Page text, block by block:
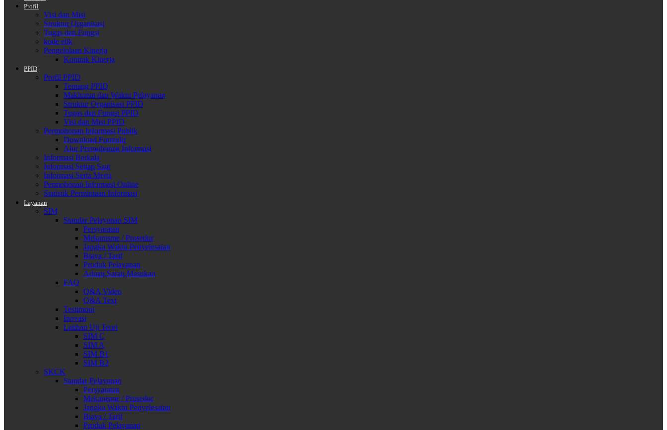
Profil
Visi dan Misi
Struktur Organisasi
Tugas dan Fungsi
kode etik
Pengelolaan Kinerja
Kontrak Kinerja
PPID
Profil PPID
Tentang PPID
Maklumat dan Waktu Pelayanan
Struktur Organisasi PPID
Tugas dan Fungsi PPID
Visi dan Misi PPID
Permohonan Informasi Publik
Download Formulir
Alur Permohonan Informasi
Informasi Berkala
Informasi Setiap Saat
Informasi Serta Merta
Permohonan Informasi Online
Statistik Permintaan Informasi
Layanan
SIM
Standar Pelayanan SIM
Persyaratan
Mekanisme / Prosedur
Jangka Waktu Penyelesaian
Biaya / Tarif
Produk Pelayanan
Aduan,Saran,Masukan
FAQ
Q&A Video
Q&A Text
Testimoni
Inovasi
Latihan Uji Teori
SIM C
SIM A
SIM B1
SIM B2
SKCK
Standar Pelayanan
Persyaratan
Mekanisme / Prosedur
Jangka Waktu Penyelesaian
Biaya / Tarif
Produk Pelayanan